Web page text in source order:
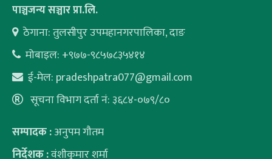
पाञ्चजन्य सञ्चार प्रा.लि.
ठेगाना: तुलसीपुर उपमहानगरपालिका, दाङ
मोबाइल: +९७७-९८५७८३५४१४
ई-मेल: pradeshpatra077@gmail.com
सूचना विभाग दर्ता नं: ३६८४-०७९/८०
सम्पादक :अनुपम गौतम
निर्देशक :वंशीकुमार शर्मा